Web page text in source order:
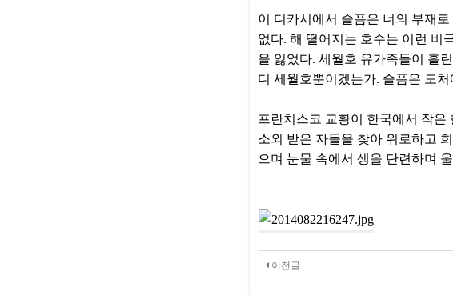
이 디카시에서 슬픔은 너의 부재
없다. 해 떨어지는 호수는 이런 비
을 잃었다. 세월호 유가족들이 흘
디 세월호뿐이겠는가. 슬픔은 도
프란치스코 교황이 한국에서 작
소외 받은 자들을 찾아 위로하고
으며 눈물 속에서 생을 단련하며
이전글